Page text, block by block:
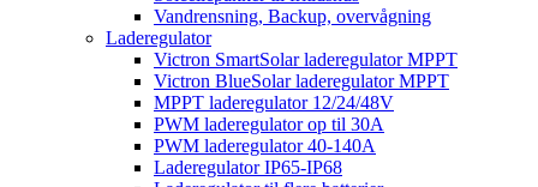
Vandrensning, Backup, overvågning
Laderegulator
Victron SmartSolar laderegulator MPPT
Victron BlueSolar laderegulator MPPT
MPPT laderegulator 12/24/48V
PWM laderegulator op til 30A
PWM laderegulator 40-140A
Laderegulator IP65-IP68